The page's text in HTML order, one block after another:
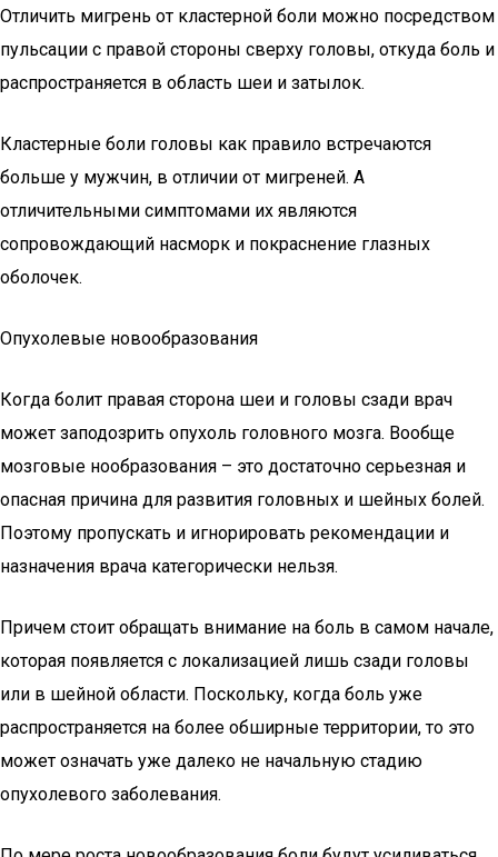
Отличить мигрень от кластерной боли можно посредством
пульсации с правой стороны сверху головы, откуда боль и
распространяется в область шеи и затылок.
Кластерные боли головы как правило встречаются
больше у мужчин, в отличии от мигреней. А
отличительными симптомами их являются
сопровождающий насморк и покраснение глазных
оболочек.
Опухолевые новообразования
Когда болит правая сторона шеи и головы сзади врач
может заподозрить опухоль головного мозга. Вообще
мозговые нообразования – это достаточно серьезная и
опасная причина для развития головных и шейных болей.
Поэтому пропускать и игнорировать рекомендации и
назначения врача категорически нельзя.
Причем стоит обращать внимание на боль в самом начале,
которая появляется с локализацией лишь сзади головы
или в шейной области. Поскольку, когда боль уже
распространяется на более обширные территории, то это
может означать уже далеко не начальную стадию
опухолевого заболевания.